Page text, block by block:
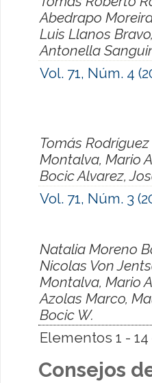
Abedrapo
Luis Llanos
Antonella
Vol. 71, Núm. 4
Tomás
Montalva, Mario
Bocic Alvarez,
Vol. 71, Núm. 3
Natalia Moreno
Nicolas Von
Montalva, Mario
Azolas Marco,
Bocic W.
Elementos 1 - 14
Consejos